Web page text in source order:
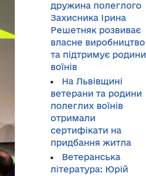
дружина полеглого
Захисника Ірина
Решетняк розвиває
власне виробництво
та підтримує родини
воїнів
На Львівщині
ветерани та родини
полеглих воїнів
отримали
сертифікати на
придбання житла
Ветеранська
література: Юрій